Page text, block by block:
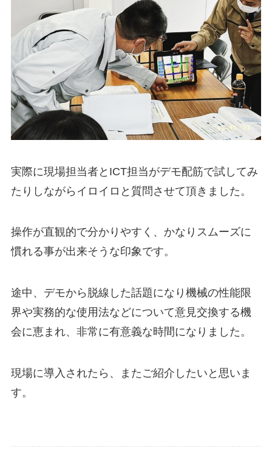
実際に現場担当者とICT担当がデモ配筋で試してみ
たりしながらイロイロと質問させて頂きました。
操作が直観的で分かりやすく、かなりスムーズに
慣れる事が出来そうな印象です。
途中、デモから脱線した話題になり機械の性能限
界や実務的な使用法などについて意見交換する機
会に恵まれ、非常に有意義な時間になりました。
現場に導入されたら、またご紹介したいと思いま
す。